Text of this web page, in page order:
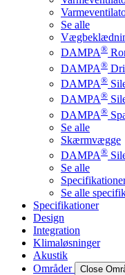
Se alle
DAMPA®
DAMPA®
DAMPA®
DAMPA®
DAMPA®
Se alle
Skærmvægge
DAMPA®
Se alle
Se alle
Specifikationer
Design
Integration
Klimaløsninger
Akustik
Områder
Close